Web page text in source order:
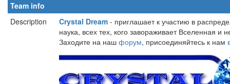
Team info
Description
Crystal Dream - приглашает к участию в
наука, всех тех, кого завораживает Вселенная
Заходите на наш форум, присоединяйтесь к нам